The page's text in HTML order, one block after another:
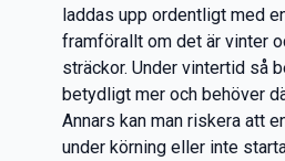
laddas upp ordentligt med
framförallt om det är vinter
sträckor. Under vintertid så
betydligt mer och behöver
Annars kan man riskera att
under körning eller inte